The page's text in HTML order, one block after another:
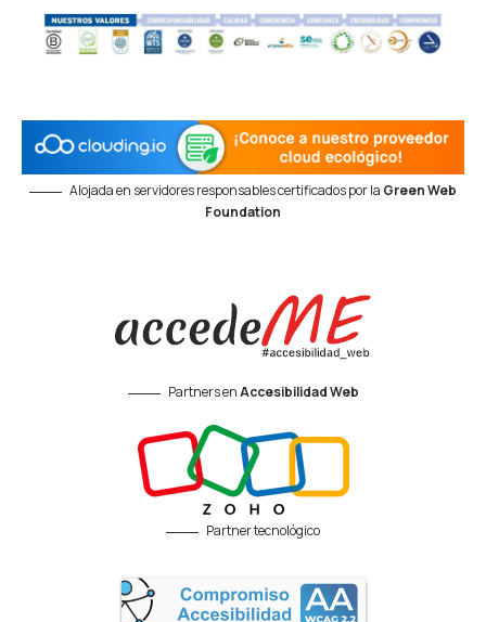
Alojada en servidores responsables certificados por la Green Web
Foundation
Partners enAccesibilidad Web
Partner tecnológico